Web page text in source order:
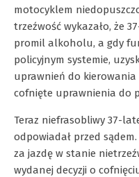
motocyklem
trzeźwość wykazało, że
promil alkoholu, a gdy
policyjnym systemie,
uprawnień do
cofnięte uprawnienia do
Teraz niefrasobliwy 37-
odpowiadał przed
za jazdę w stanie
wydanej decyzji o